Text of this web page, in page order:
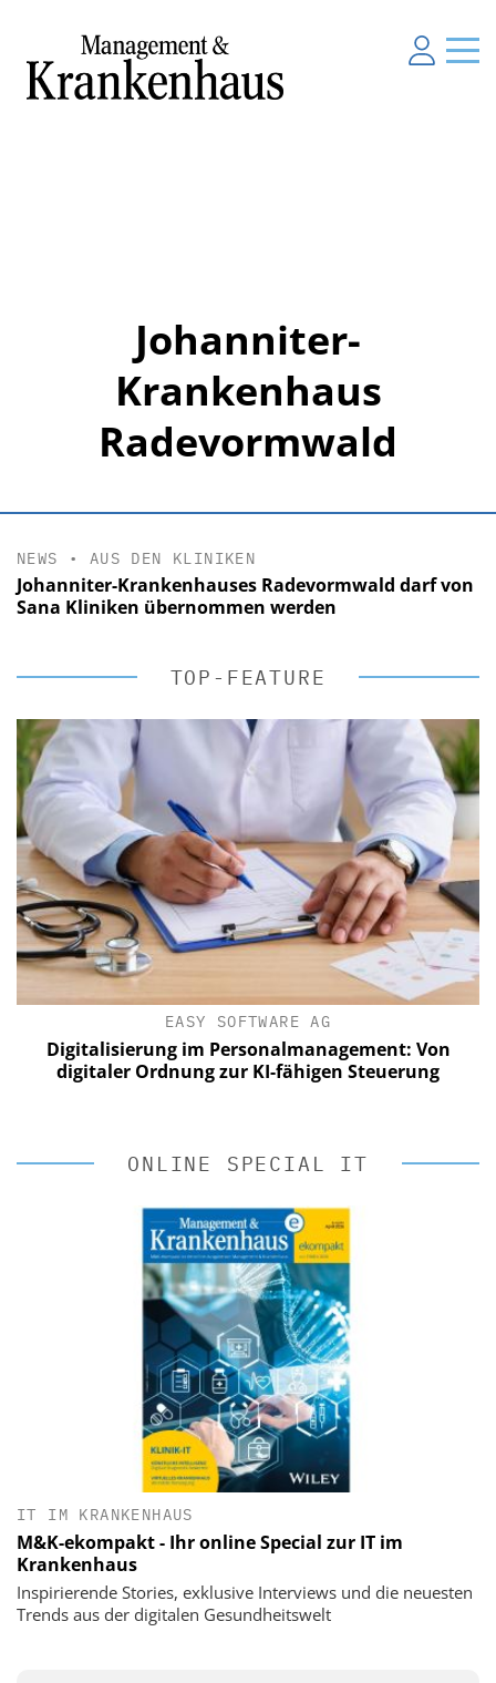
Johanniter-
Krankenhaus
Radevormwald
NEWS • AUS DEN KLINIKEN
Johanniter-Krankenhauses Radevormwald darf von
Sana Kliniken übernommen werden
TOP-FEATURE
EASY SOFTWARE AG
Digitalisierung im Personalmanagement: Von
digitaler Ordnung zur KI-fähigen Steuerung
ONLINE SPECIAL IT
IT IM KRANKENHAUS
M&K-ekompakt - Ihr online Special zur IT im
Krankenhaus
Inspirierende Stories, exklusive Interviews und die neuesten
Trends aus der digitalen Gesundheitswelt